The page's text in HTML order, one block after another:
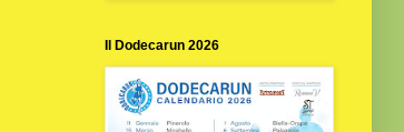
Il Dodecarun 2026